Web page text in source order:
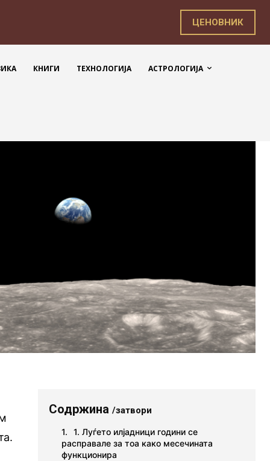
ЦЕНОВНИК
КНИГИ ТЕХНОЛОГИЈА АСТРОЛОГИЈА
Содржина/затвори
1. Луѓето илјадници години се
расправале за тоа како месечината
функционира